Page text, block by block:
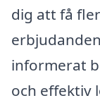
dig att få
informerat
och effektiv